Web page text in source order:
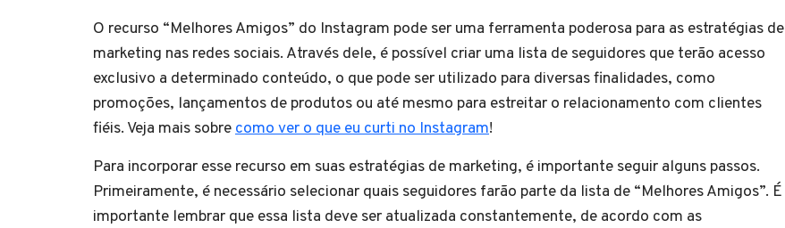
O recurso “Melhores Amigos” do Instagram pode ser uma ferramenta poderosa para as estratégias de
marketing nas redes sociais. Através dele, é possível criar uma lista de seguidores que terão acesso
exclusivo a determinado conteúdo, o que pode ser utilizado para diversas finalidades, como
promoções, lançamentos de produtos ou até mesmo para estreitar o relacionamento com clientes
fiéis. Veja mais sobre como ver o que eu curti no Instagram!
Para incorporar esse recurso em suas estratégias de marketing, é importante seguir alguns passos.
Primeiramente, é necessário selecionar quais seguidores farão parte da lista de “Melhores Amigos”. É
importante lembrar que essa lista deve ser atualizada constantemente, de acordo com as